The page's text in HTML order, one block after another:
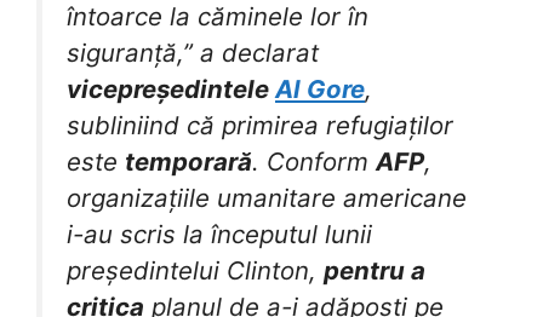
întoarce la căminele lor în
siguranță,” a declarat
vicepreședinteleAl Gore,
subliniind că primirea refugiaților
este temporară. ConformAFP,
organizațiile umanitare americane
i-au scris la începutul lunii
președintelui Clinton, pentru a
critica planul de a-i adăposti pe